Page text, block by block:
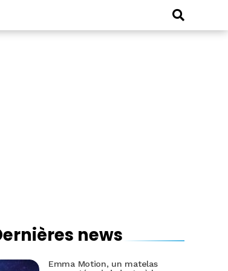
news
Emma Motion, un matelas